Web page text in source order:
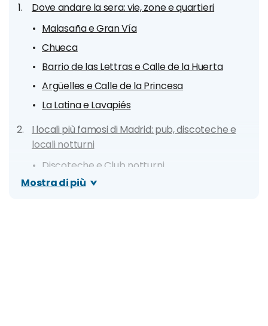
Dove andare la sera: vie, zone e quartieri
Malasaña e Gran Vía
Chueca
Barrio de las Lettras e Calle de la Huerta
Argüelles e Calle de la Princesa
La Latina e Lavapiés
I locali più famosi di Madrid: pub, discoteche e
locali notturni
Discoteche e Club notturni
Ristoranti, Lounge e Rooftop
Mostra di più